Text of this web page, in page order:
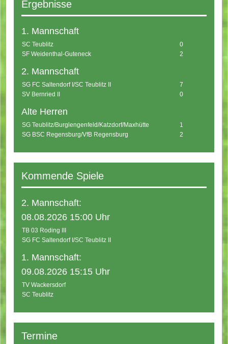
Ergebnisse
1. Mannschaft
SC Teublitz
0
SF Weidenthal-Guteneck
2
2. Mannschaft
SG FC Saltendorf I/SC Teublitz II
7
SV Bernried II
0
Alte Herren
SG Teublitz/Burglengenfeld/Katzdorf/Maxhütte
1
SG BSC Regensburg/VfB Regensburg
2
Kommende Spiele
2. Mannschaft:
08.08.2026 15:00 Uhr
TB 03 Roding III
SG FC Saltendorf I/SC Teublitz II
1. Mannschaft:
09.08.2026 15:15 Uhr
TV Wackersdorf
SC Teublitz
Termine